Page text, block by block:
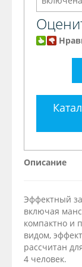
Описание
Эффектный
включая
компактно и
видом,
рассчитан
4 человек.